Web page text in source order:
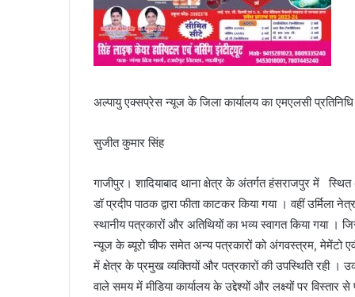
अल्पायु एक्सप्रेस न्यूज के जिला कार्यालय का एमएलसी
सुजीत कुमार सिंह
गाजीपुर। शादियाबाद थाना क्षेत्र के अंतर्गत हंसराजपुर में
डॉ प्रदीप पाठक द्वारा फीता काटकर किया गया । वहीं उर्मिला
स्थानीय पत्रकारों और अतिथियों का भव्य स्वागत किया गया
न्यूज के ब्यूरो चीफ समेत अन्य पत्रकारों को अंगवस्त्रम, मेमेंटो एवं
में क्षेत्र के प्रमुख व्यक्तियों और पत्रकारों की उपस्थिति रही
वाले समय में मीडिया कार्यालय के उद्देश्यों और लक्ष्यों पर